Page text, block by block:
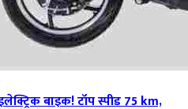
बाइक! टॉप स्पीड 75 km,